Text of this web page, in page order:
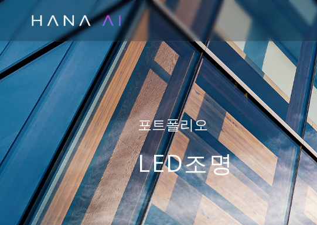
콘
츠
로
건
포트폴리오
LED조명